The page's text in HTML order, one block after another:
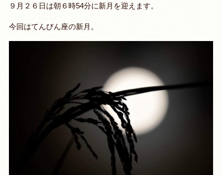
９月２６日は朝６時54分に新月を迎えます。
今回はてんびん座の新月。